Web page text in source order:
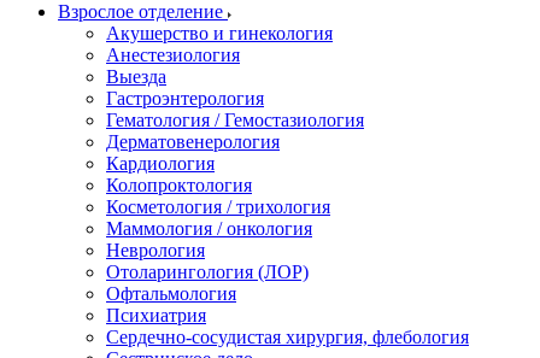
Взрослое отделение
Акушерство и гинекология
Анестезиология
Выезда
Гастроэнтерология
Гематология / Гемостазиология
Дерматовенерология
Кардиология
Колопроктология
Косметология / трихология
Маммология / онкология
Неврология
Отоларингология (ЛОР)
Офтальмология
Психиатрия
Сердечно-сосудистая хирургия, флебология